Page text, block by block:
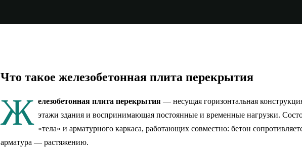
Что такое железобетонная плита перекрытия
Ж елезобетонная плита перекрытия — несущая горизонтальная
этажи здания и воспринимающая постоянные и временные нагрузки.
«тела» и арматурного каркаса, работающих совместно: бетон
арматура — растяжению.